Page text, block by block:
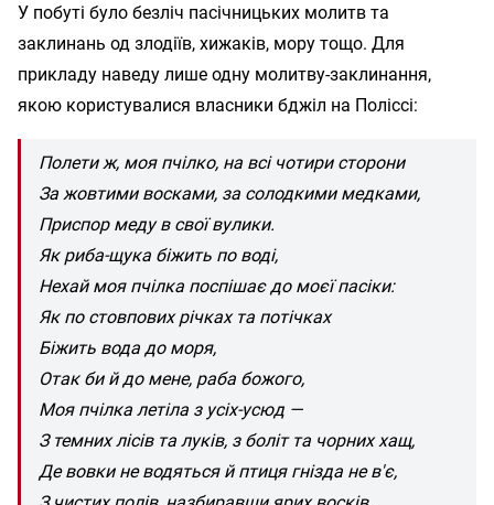
У побуті було безліч пасічницьких молитв та
заклинань од злодіїв, хижаків, мору тощо. Для
прикладу наведу лише одну молитву-заклинання,
якою користувалися власники бджіл на Поліссі:
Полети ж, моя пчілко, на всі чотири сторони
За жовтими восками, за солодкими медками,
Приспор меду в свої вулики.
Як риба-щука біжить по воді,
Нехай моя пчілка поспішає до моєї пасіки:
Як по стовпових річках та потічках
Біжить вода до моря,
Отак би й до мене, раба божого,
Моя пчілка летіла з усіх-усюд —
З темних лісів та луків, з боліт та чорних хащ,
Де вовки не водяться й птиця гнізда не в'є,